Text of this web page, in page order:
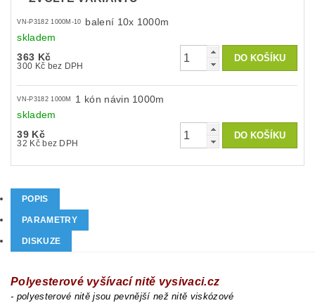
VN-P3182 1000M-10
balení 10x 1000m
skladem
363 Kč
300 Kč bez DPH
VN-P3182 1000M
1 kón návin 1000m
skladem
39 Kč
32 Kč bez DPH
POPIS
PARAMETRY
DISKUZE
Polyesterové vyšívací nitě vysivaci.cz
- polyesterové nitě jsou pevnější než nitě viskózové